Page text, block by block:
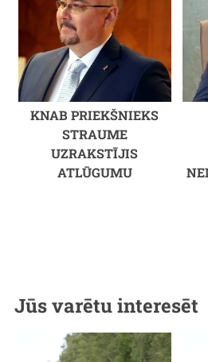
KNAB PRIEKŠNIEKS
STRAUME
UZRAKSTĪJIS
ATLŪGUMU
Jūs varētu interesēt